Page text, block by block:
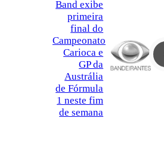
Band exibe
primeira
final do
Campeonato
Carioca e
GP da
Austrália
de Fórmula
1 neste fim
de semana